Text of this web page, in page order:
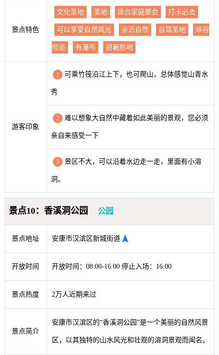
景点特色
文化圣地 圣地 适合家庭聚会 打卡必去
可以享受自然风光 亲近自然 自驾圣地 峡谷
险道 有瀑布 避暑胜地
游客印象
1 可乘竹筏沿江上下，也可爬山，总体感觉山青水
秀
2 难以想象大自然中藏着如此美丽的景观，您必须
亲自来感受一下
3 景区不大，可以沿着水边走一走，里面有小溶
洞。
景点10：香溪洞公园 公园
景点地址 安康市汉滨区新城街道
开放时间 开放时间：08:00-16:00 停止入场：16:00
景点热度 2万人近期来过
景点简介
安康市汉滨区的“香溪洞公园”是一个美丽的自然风景
区，以其独特的山水风光和壮观的溶洞景观而闻名。